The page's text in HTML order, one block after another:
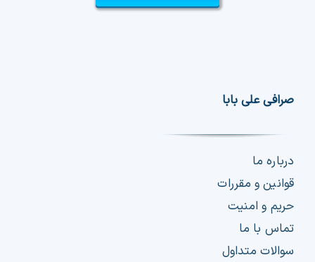
صرافی علی بابا
درباره ما
قوانین و مقررات
حریم و امنیت
تماس با ما
سوالات متداول